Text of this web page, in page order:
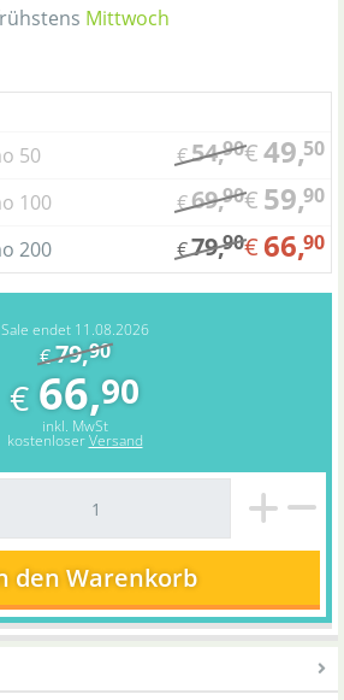
Mittwoch
50
€54,90€49,50
100 €69,90€ 59,90
200 €79,90€66,90
Sale endet 11.08.2026
€79,90
€ 66,90
inkl. MwSt
kostenloserVersand
den Warenkorb